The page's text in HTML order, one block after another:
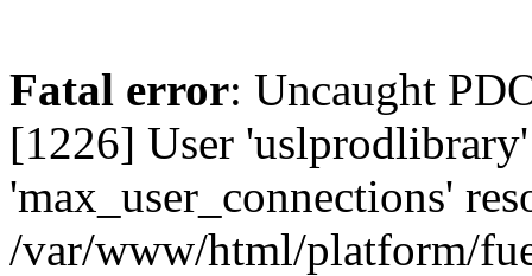
Fatal error: Uncaught
[1226] User 'uslprodlibrary'
'max_user_connections'
/var/www/html/platform/